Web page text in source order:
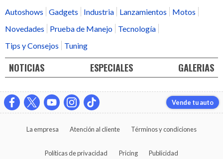
Autoshows
Gadgets Industria Lanzamientos
Motos
Novedades
Prueba de Manejo
Tecnología
Tips y Consejos
Tuning
NOTICIAS ESPECIALES GALERIAS
Vende tu auto
La empresa Atención al cliente Términos y condiciones
Políticas de privacidad Pricing Publicidad